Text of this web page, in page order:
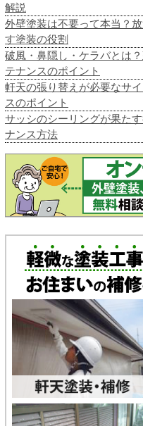
解説
外壁塗装は不要って本当？
す塗装の役割
破風・鼻隠し・ケラバとは
テナンスのポイント
軒天の張り替えが必要なサ
スのポイント
サッシのシーリングが果た
ナンス方法